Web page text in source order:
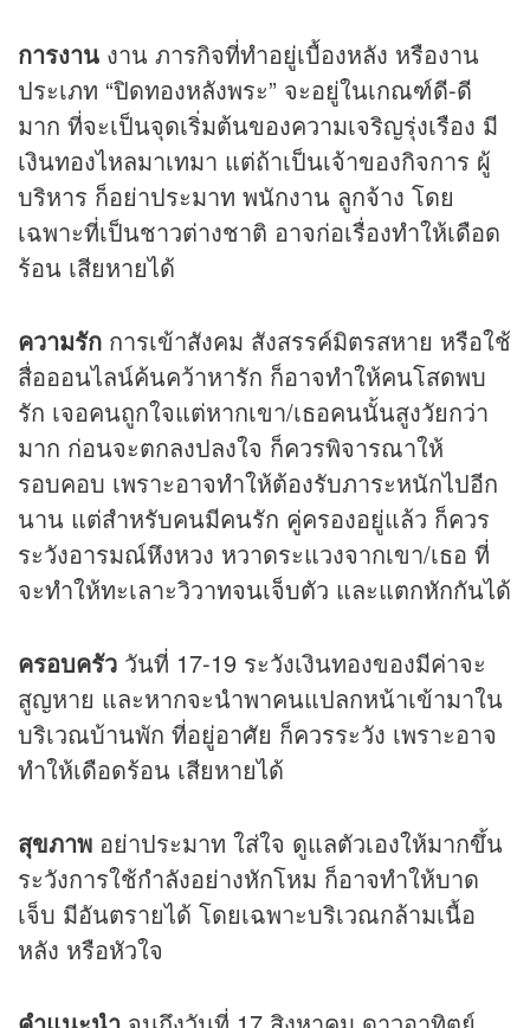
การงาน งาน ภารกิจที่ทำอยู่เบื้องหลัง หรืองาน
ประเภท “ปิดทองหลังพระ” จะอยู่ในเกณฑ์ดี-ดี
มาก ที่จะเป็นจุดเริ่มต้นของความเจริญรุ่งเรือง มี
เงินทองไหลมาเทมา แต่ถ้าเป็นเจ้าของกิจการ ผู้
บริหาร ก็อย่าประมาท พนักงาน ลูกจ้าง โดย
เฉพาะที่เป็นชาวต่างชาติ อาจก่อเรื่องทำให้เดือด
ร้อน เสียหายได้
ความรัก การเข้าสังคม สังสรรค์มิตรสหาย หรือใช้
สื่อออนไลน์ค้นคว้าหารัก ก็อาจทำให้คนโสดพบ
รัก เจอคนถูกใจแต่หากเขา/เธอคนนั้นสูงวัยกว่า
มาก ก่อนจะตกลงปลงใจ ก็ควรพิจารณาให้
รอบคอบ เพราะอาจทำให้ต้องรับภาระหนักไปอีก
นาน แต่สำหรับคนมีคนรัก คู่ครองอยู่แล้ว ก็ควร
ระวังอารมณ์หึงหวง หวาดระแวงจากเขา/เธอ ที่
จะทำให้ทะเลาะวิวาทจนเจ็บตัว และแตกหักกันได้
ครอบครัว วันที่ 17-19 ระวังเงินทองของมีค่าจะ
สูญหาย และหากจะนำพาคนแปลกหน้าเข้ามาใน
บริเวณบ้านพัก ที่อยู่อาศัย ก็ควรระวัง เพราะอาจ
ทำให้เดือดร้อน เสียหายได้
สุขภาพ อย่าประมาท ใส่ใจ ดูแลตัวเองให้มากขึ้น
ระวังการใช้กำลังอย่างหักโหม ก็อาจทำให้บาด
เจ็บ มีอันตรายได้ โดยเฉพาะบริเวณกล้ามเนื้อ
หลัง หรือหัวใจ